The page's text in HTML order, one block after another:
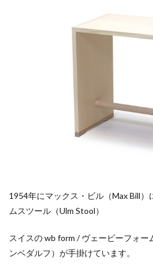
1954年にマックス・ビル（Max Bill
ムスツール（Ulm Stool）
スイスの wb form / ヴェービーフォ
ンベダルフ）が手掛けています。